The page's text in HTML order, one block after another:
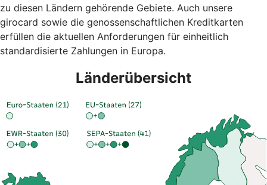
zu diesen Ländern gehörende Gebiete. Auch unsere
girocard sowie die genossenschaftlichen Kreditkarten
erfüllen die aktuellen Anforderungen für einheitlich
standardisierte Zahlungen in Europa.
Länderübersicht